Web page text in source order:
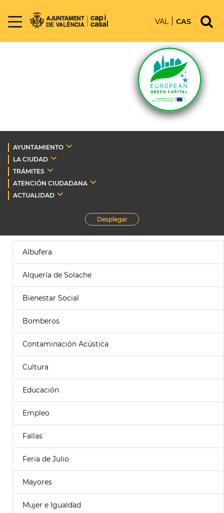
VAL CAS
AYUNTAMIENTO
LA CIUDAD
TRÁMITES
ATENCIÓN CIUDADANA
ACTUALIDAD
Desplegar
Albufera
Alquería de Solache
Bienestar Social
Bomberos
Contaminación Acústica
Cultura
Educación
Empleo
Fallas
Feria de Julio
Mayores
Mujer e Igualdad